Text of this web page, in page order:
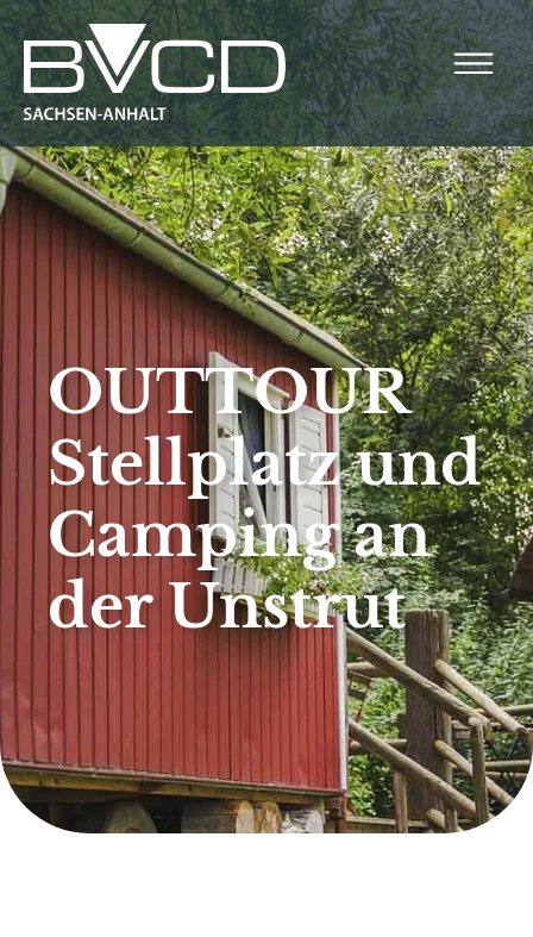
OUTTOUR
Stellplatz und
Camping an
der Unstrut
Altmark
Elbe-Börde-Heide
Harz
Anhalt-Dessau-Wittenberg
Halle-Saale-Unstrut